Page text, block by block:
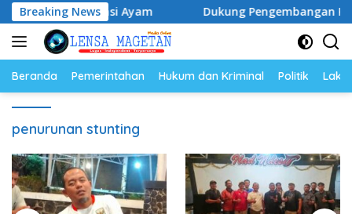
Langsung
ke
konten
Breaking News
Populasi Ayam Dukung Pengembangan Kampus
Beranda Pemerintahan Hukum dan Kriminal Politik
penurunan stunting